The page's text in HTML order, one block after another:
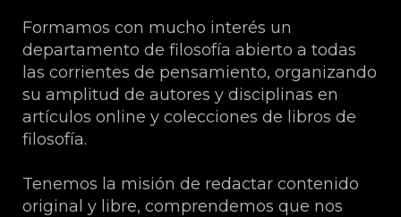
Formamos con mucho interés un
departamento de filosofía abierto a todas
las corrientes de pensamiento, organizando
su amplitud de autores y disciplinas en
artículos online y colecciones de libros de
filosofía.
Tenemos la misión de redactar contenido
original y libre, comprendemos que nos